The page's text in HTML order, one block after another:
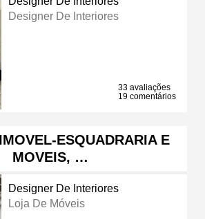
Designer De Interiores
33 avaliações
19 comentários
ESQUADRARIA E
MOVEIS, …
Designer De Interiores
Loja De Móveis